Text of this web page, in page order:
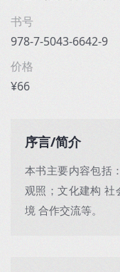
书号
978-7-5043-6642-9
价格
¥66
序言/简介
本书主要内容包括
观照；文化建构 社
境 合作交流等。